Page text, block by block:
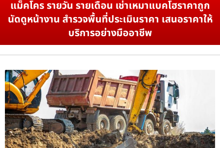
แม็คโคร รายวัน รายเดือน เช่าเหมาแบคโฮราคาถูก
นัดดูหน้างาน สำรวจพื้นที่ประเมินราคา เสนอราคาให้
บริการอย่างมืออาชีพ